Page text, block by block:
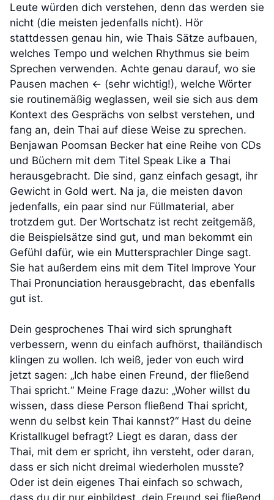
Leute würden dich verstehen, denn das werden sie
nicht (die meisten jedenfalls nicht). Hör
stattdessen genau hin, wie Thais Sätze aufbauen,
welches Tempo und welchen Rhythmus sie beim
Sprechen verwenden. Achte genau darauf, wo sie
Pausen machen <- (sehr wichtig!), welche Wörter
sie routinemäßig weglassen, weil sie sich aus dem
Kontext des Gesprächs von selbst verstehen, und
fang an, dein Thai auf diese Weise zu sprechen.
Benjawan Poomsan Becker hat eine Reihe von CDs
und Büchern mit dem Titel Speak Like a Thai
herausgebracht. Die sind, ganz einfach gesagt, ihr
Gewicht in Gold wert. Na ja, die meisten davon
jedenfalls, ein paar sind nur Füllmaterial, aber
trotzdem gut. Der Wortschatz ist recht zeitgemäß,
die Beispielsätze sind gut, und man bekommt ein
Gefühl dafür, wie ein Muttersprachler Dinge sagt.
Sie hat außerdem eins mit dem Titel Improve Your
Thai Pronunciation herausgebracht, das ebenfalls
gut ist.
Dein gesprochenes Thai wird sich sprunghaft
verbessern, wenn du einfach aufhörst, thailändisch
klingen zu wollen. Ich weiß, jeder von euch wird
jetzt sagen: „Ich habe einen Freund, der fließend
Thai spricht.“ Meine Frage dazu: „Woher willst du
wissen, dass diese Person fließend Thai spricht,
wenn du selbst kein Thai kannst?“ Hast du deine
Kristallkugel befragt? Liegt es daran, dass der
Thai, mit dem er spricht, ihn versteht, oder daran,
dass er sich nicht dreimal wiederholen musste?
Oder ist dein eigenes Thai einfach so schwach,